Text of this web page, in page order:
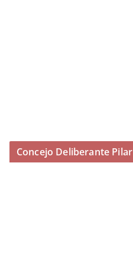
Concejo Deliberante Pilar